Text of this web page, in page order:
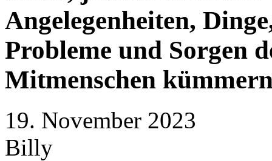
Angelegenheiten,
Probleme und Sorgen
Mitmenschen
19. November 2023
Billy